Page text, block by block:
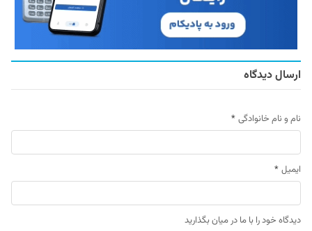
ارسال دیدگاه
نام و نام خانوادگی *
ایمیل *
دیدگاه خود را با ما در میان بگذارید